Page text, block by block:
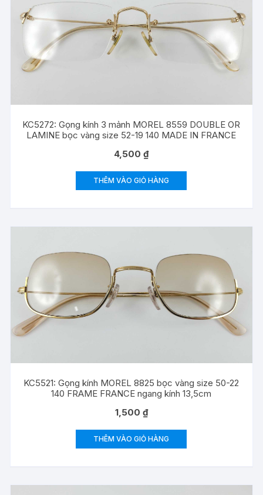
KC5272: Gọng kính 3 mảnh MOREL 8559 DOUBLE OR
LAMINE bọc vàng size 52-19 140 MADE IN FRANCE
4,500₫
THÊM VÀO GIỎ HÀNG
KC5521: Gọng kính MOREL 8825 bọc vàng size 50-22
140 FRAME FRANCE ngang kính 13,5cm
1,500 ₫
THÊM VÀO GIỎ HÀNG